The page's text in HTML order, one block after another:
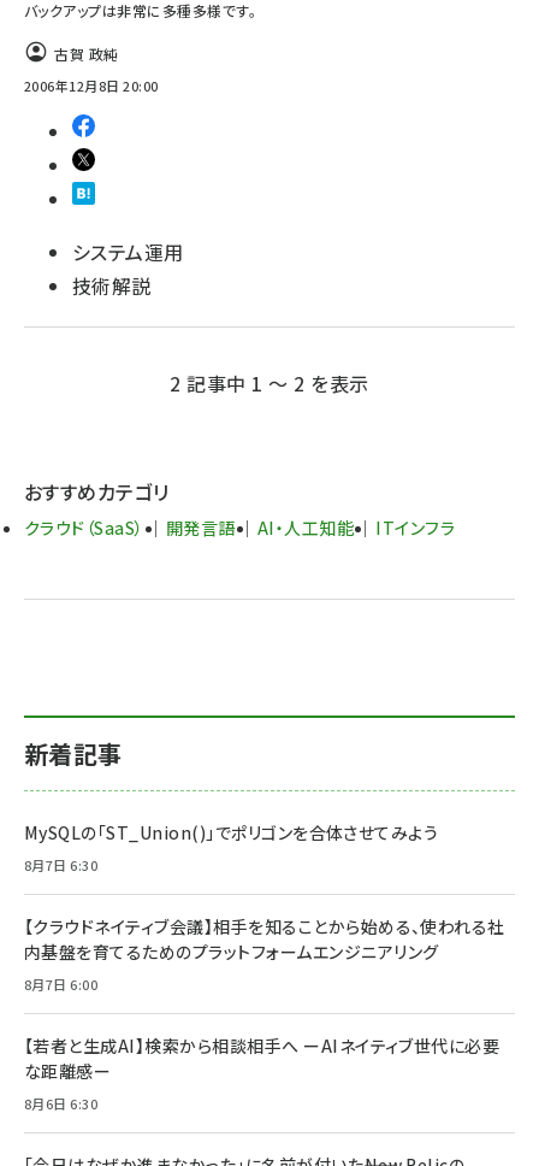
バックアップは非常に多種多様です。
古賀 政純
2006年12月8日 20:00
システム運用
技術解説
2 記事中 1 ～ 2 を表示
おすすめカテゴリ
クラウド（SaaS） 開発言語 AI・人工知能 ITインフラ
新着記事
MySQLの「ST_Union()」でポリゴンを合体させてみよう
8月7日 6:30
【クラウドネイティブ会議】相手を知ることから始める、使われる社
内基盤を育てるためのプラットフォームエンジニアリング
8月7日 6:00
【若者と生成AI】検索から相談相手へ ーAIネイティブ世代に必要
な距離感ー
8月6日 6:30